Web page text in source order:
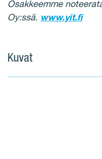
Osakkeemme
Oy:ssä. www.yit.fi
Kuvat